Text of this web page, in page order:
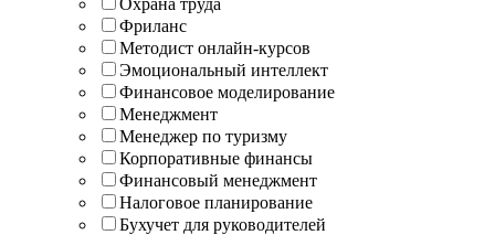
Охрана труда
Фриланс
Методист онлайн-курсов
Эмоциональный интеллект
Финансовое моделирование
Менеджмент
Менеджер по туризму
Корпоративные финансы
Финансовый менеджмент
Налоговое планирование
Бухучет для руководителей